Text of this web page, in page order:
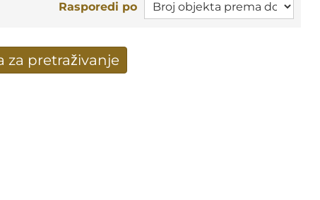
Rasporedi po
za pretraživanje